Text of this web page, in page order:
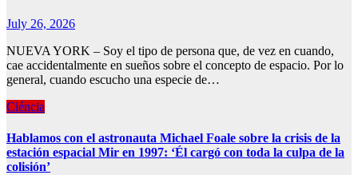
July 26, 2026
NUEVA YORK – Soy el tipo de persona que, de vez en cuando,
cae accidentalmente en sueños sobre el concepto de espacio. Por lo
general, cuando escucho una especie de…
Ciéncia
Hablamos con el astronauta Michael Foale sobre la crisis de la
estación espacial Mir en 1997: ‘Él cargó con toda la culpa de la
colisión’